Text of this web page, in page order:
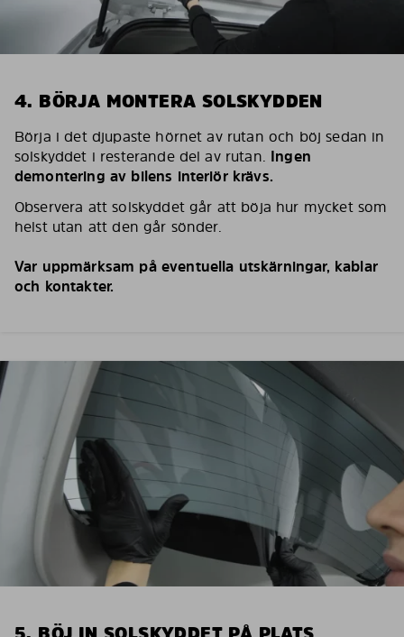
4. BÖRJA MONTERA SOLSKYDDEN
Börja i det djupaste hörnet av rutan och böj sedan in
solskyddet i resterande del av rutan. Ingen
demontering av bilens interiör krävs.
Observera att solskyddet går att böja hur mycket som
helst utan att den går sönder.
Var uppmärksam på eventuella utskärningar, kablar
och kontakter.